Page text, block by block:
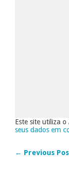
Este site utiliza
seus dados em
← Previous